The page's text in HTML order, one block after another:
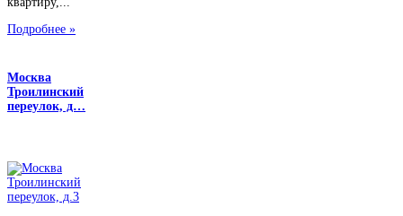
Подробнее »
Москва
Троилинский
переулок, д…